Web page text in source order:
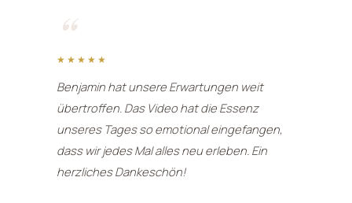
“
★★★★★
Benjamin hat unsere Erwartungen weit
übertroffen. Das Video hat die Essenz
unseres Tages so emotional eingefangen,
dass wir jedes Mal alles neu erleben. Ein
herzliches Dankeschön!